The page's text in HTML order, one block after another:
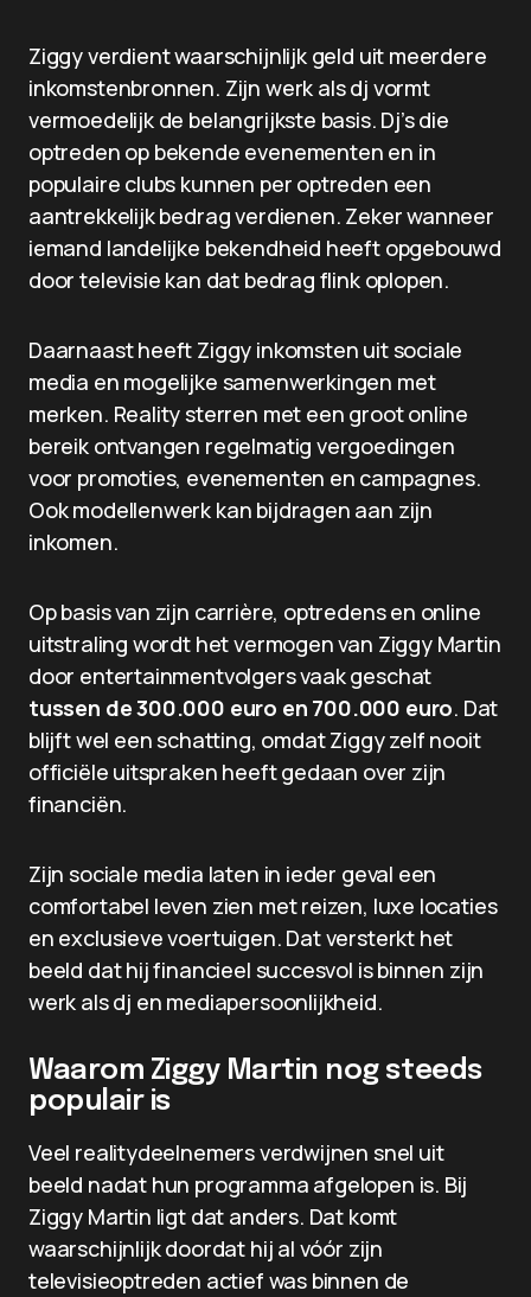
Ziggy verdient waarschijnlijk geld uit meerdere
inkomstenbronnen. Zijn werk als dj vormt
vermoedelijk de belangrijkste basis. Dj’s die
optreden op bekende evenementen en in
populaire clubs kunnen per optreden een
aantrekkelijk bedrag verdienen. Zeker wanneer
iemand landelijke bekendheid heeft opgebouwd
door televisie kan dat bedrag flink oplopen.
Daarnaast heeft Ziggy inkomsten uit sociale
media en mogelijke samenwerkingen met
merken. Reality sterren met een groot online
bereik ontvangen regelmatig vergoedingen
voor promoties, evenementen en campagnes.
Ook modellenwerk kan bijdragen aan zijn
inkomen.
Op basis van zijn carrière, optredens en online
uitstraling wordt het vermogen van Ziggy Martin
door entertainmentvolgers vaak geschat
tussen de 300.000 euro en 700.000 euro. Dat
blijft wel een schatting, omdat Ziggy zelf nooit
officiële uitspraken heeft gedaan over zijn
financiën.
Zijn sociale media laten in ieder geval een
comfortabel leven zien met reizen, luxe locaties
en exclusieve voertuigen. Dat versterkt het
beeld dat hij financieel succesvol is binnen zijn
werk als dj en mediapersoonlijkheid.
Waarom Ziggy Martin nog steeds
populair is
Veel realitydeelnemers verdwijnen snel uit
beeld nadat hun programma afgelopen is. Bij
Ziggy Martin ligt dat anders. Dat komt
waarschijnlijk doordat hij al vóór zijn
televisieoptreden actief was binnen de